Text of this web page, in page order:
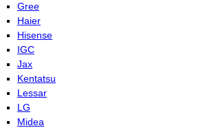
Gree
Haier
Hisense
IGC
Jax
Kentatsu
Lessar
LG
Midea